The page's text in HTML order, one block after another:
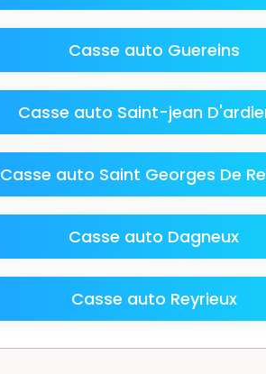
Casse auto Guereins
Casse auto Saint-jean
Casse auto Saint Georges De
Casse auto Dagneux
Casse auto Reyrieux